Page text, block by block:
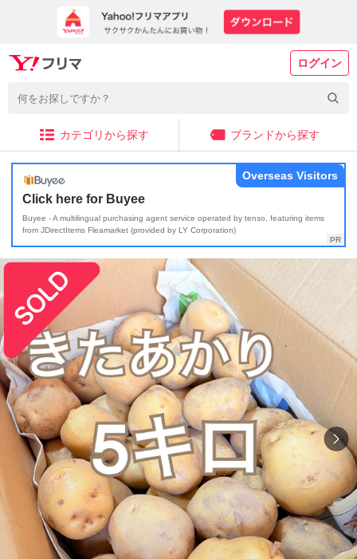
ログイン
カテゴリから探す ブランドから探す
Click here for Buyee
Buyee - A multilingual purchasing agent service operated by tenso, featuring items
from JDirectItems Fleamarket (provided by LY Corporation)
Overseas Visitors